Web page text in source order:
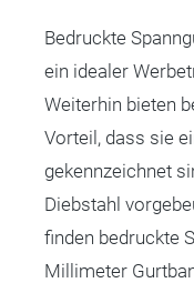
Bedruckte
ein idealer
Weiterhin bieten
Vorteil, dass sie
gekennzeichnet
Diebstahl
finden bedruckte
Millimeter